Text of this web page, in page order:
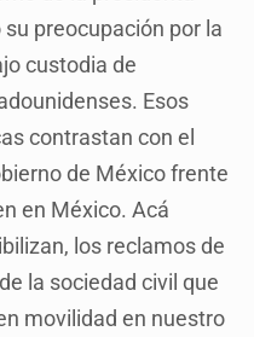
preocupación por la
custodia de
Esos
contrastan con el
de México frente
en México. Acá
los reclamos de
la sociedad civil que
movilidad en nuestro